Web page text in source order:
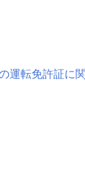
運転免許証に